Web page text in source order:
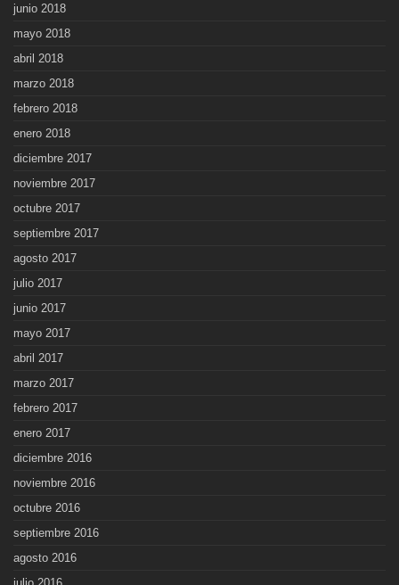
junio 2018
mayo 2018
abril 2018
marzo 2018
febrero 2018
enero 2018
diciembre 2017
noviembre 2017
octubre 2017
septiembre 2017
agosto 2017
julio 2017
junio 2017
mayo 2017
abril 2017
marzo 2017
febrero 2017
enero 2017
diciembre 2016
noviembre 2016
octubre 2016
septiembre 2016
agosto 2016